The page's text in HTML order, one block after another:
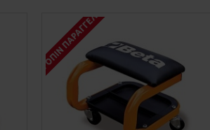
ΚΑΤΌΠΙΝ ΠΑΡΑΓΓΕΛΊΑΣ